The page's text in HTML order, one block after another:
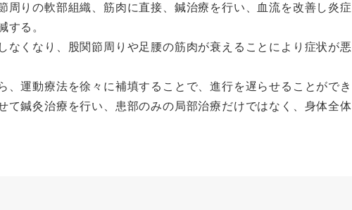
りの軟部組織、筋肉に直接、鍼治療を行い、血流を改善し炎症
する。
なくなり、股関節周りや足腰の筋肉が衰えることにより症状が悪
運動療法を徐々に補填することで、進行を遅らせることができ
て鍼灸治療を行い、患部のみの局部治療だけではなく、身体全体